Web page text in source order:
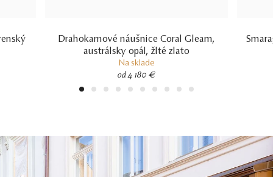
Drahokamové náušnice Coral Gleam,
austrálsky opál, žlté zlato
Na sklade
od 4 180 €
1 2 3 4 5 6 7 8 9 10